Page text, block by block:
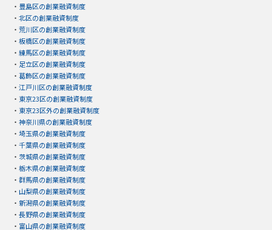
・ 豊島区の創業融資制度
・ 北区の創業融資制度
・ 荒川区の創業融資制度
・ 板橋区の創業融資制度
・ 練馬区の創業融資制度
・ 足立区の創業融資制度
・ 葛飾区の創業融資制度
・ 江戸川区の創業融資制度
・ 東京23区の創業融資制度
・ 東京23区外の創業融資制度
・ 神奈川県の創業融資制度
・ 埼玉県の創業融資制度
・ 千葉県の創業融資制度
・ 茨城県の創業融資制度
・ 栃木県の創業融資制度
・ 群馬県の創業融資制度
・ 山梨県の創業融資制度
・ 新潟県の創業融資制度
・ 長野県の創業融資制度
・ 富山県の創業融資制度